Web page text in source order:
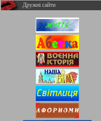
Дружні сайти